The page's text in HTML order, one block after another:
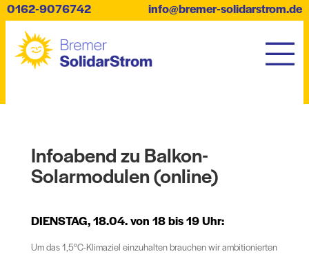
0162-9076742 info@bremer-solidarstrom.de
Infoabend zu Balkon-
Solarmodulen (online)
DIENSTAG, 18.04. von 18 bis 19 Uhr:
Um das 1,5°C-Klimaziel einzuhalten brauchen wir ambitionierten